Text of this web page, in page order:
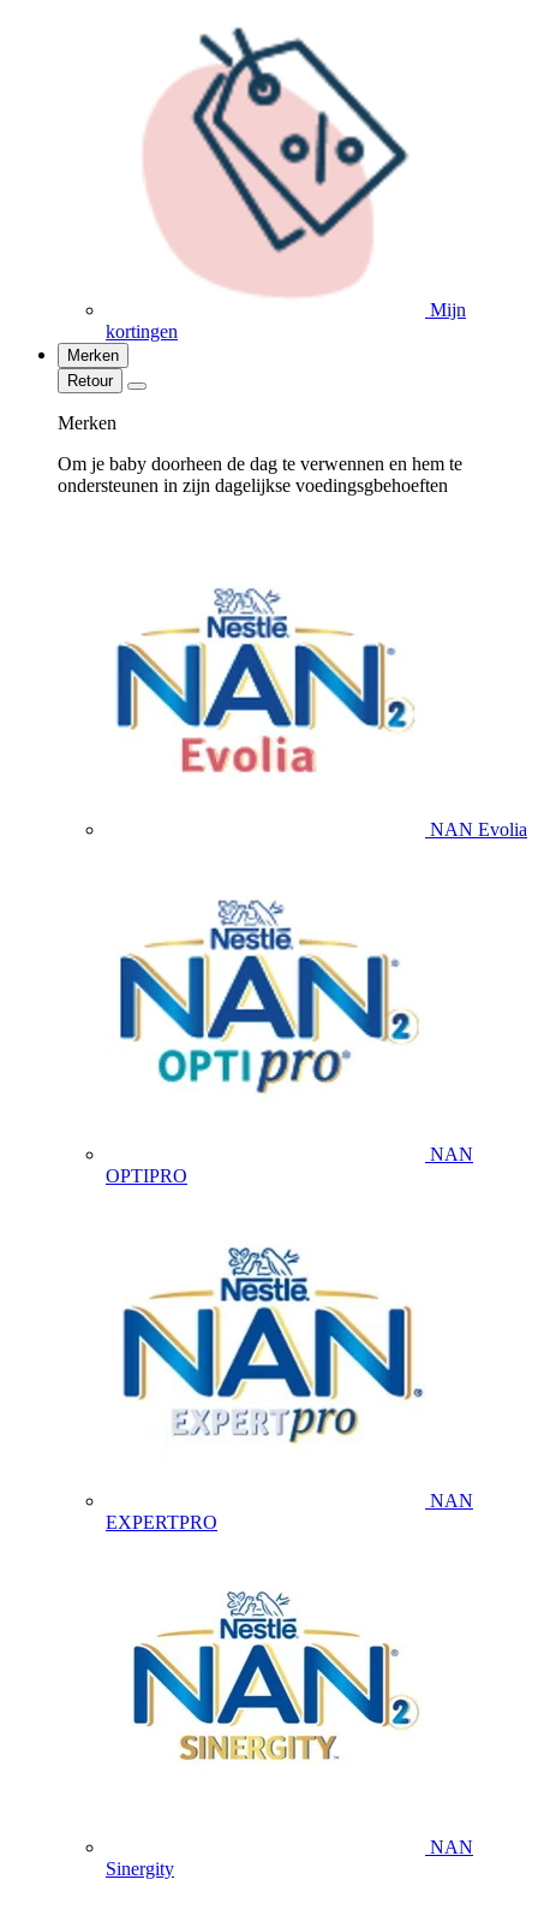
Mijn
kortingen
Merken
Retour
Merken
Om je baby doorheen de dag te verwennen en hem te
ondersteunen in zijn dagelijkse voedingsgbehoeften
NAN Evolia
NAN
OPTIPRO
NAN
EXPERTPRO
NAN
Sinergity